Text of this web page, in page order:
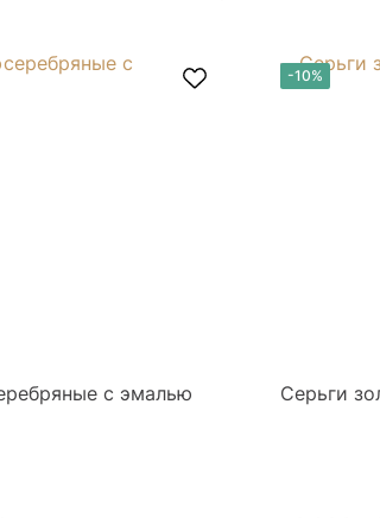
Серьги серебряные с эмалью
-10%
Серьги